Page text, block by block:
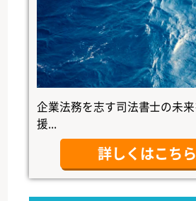
企業法務を志す司法書士の未
援...
詳しくはこちら